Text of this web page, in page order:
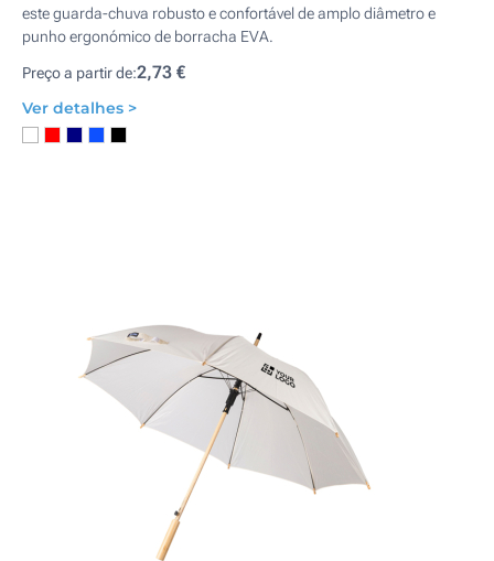
este guarda-chuva robusto e confortável de amplo diâmetro e
punho ergonómico de borracha EVA.
Preço a partir de:2,73 €
Ver detalhes >